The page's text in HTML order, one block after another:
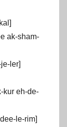
ak-sham-
ler]
kur eh-de-
le-rim]